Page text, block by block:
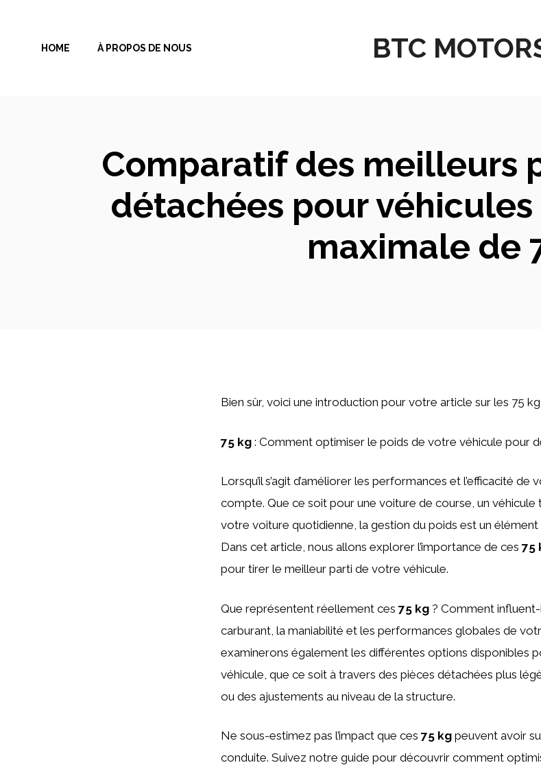
contenu
BTC
HOME À PROPOS DE NOUS
Comparatif des meilleurs
détachées pour
maximale de
Bien sûr, voici une introduction pour votre article sur les 75 kg
75 kg : Comment optimiser le poids de votre véhicule pour
Lorsqu’il s’agit d’améliorer les performances et l’efficacité de
compte. Que ce soit pour une voiture de course, un
votre voiture quotidienne, la gestion du poids est un
Dans cet article, nous allons explorer l’importance de ces 75
pour tirer le meilleur parti de votre véhicule.
Que représentent réellement ces 75 kg ? Comment
carburant, la maniabilité et les performances globales de
examinerons également les différentes options disponibles
véhicule, que ce soit à travers des pièces détachées plus
ou des ajustements au niveau de la structure.
Ne sous-estimez pas l’impact que ces 75 kg peuvent avoir
conduite. Suivez notre guide pour découvrir comment